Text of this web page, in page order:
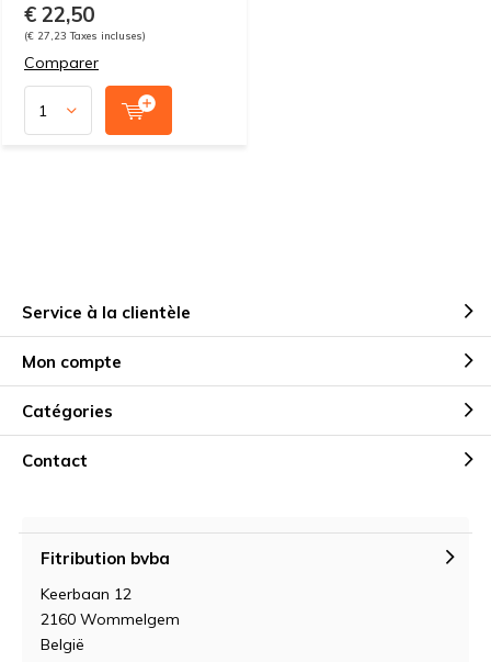
€ 22,50
(€ 27,23 Taxes incluses)
Comparer
Service à la clientèle
Mon compte
Catégories
Contact
Fitribution bvba
Keerbaan 12
2160 Wommelgem
België